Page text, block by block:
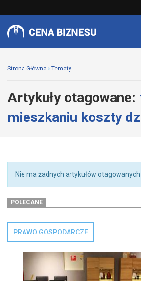
Strona Główna Tematy
Artykuły otagowane:
mieszkaniu koszty
Nie ma żadnych artykułów
POLECANE
PRAWO GOSPODARCZE